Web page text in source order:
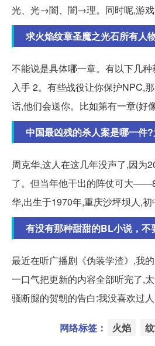
光、光→闇、闇→理。同时呢,游戏
求火焰纹章圣魔之光石所有人
不能说是具体哪一章。有以下几
入手 2。有些战役让你保护NPC,
话,他们会送你。比如第有一章(好
中国最凶残的杀人案是哪一件
周克华,这人在这几年没声了,因为
了。但当年他干出的阵仗可大
华,出生于1970年,重庆沙坪坝人,初
有没有那种甜甜的BL小说，不
最近在听广播剧《伪装学渣》,我
一口气把更新的内容全部听完了,
骚断腿的贺朝的告白:我没喜欢过
网络标签： 火焰